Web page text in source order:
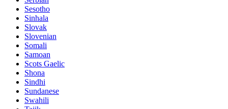
Sesotho
Sinhala
Slovak
Slovenian
Somali
Samoan
Scots Gaelic
Shona
Sindhi
Sundanese
Swahili